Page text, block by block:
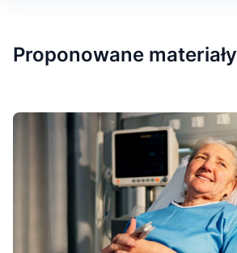
Proponowane materiały